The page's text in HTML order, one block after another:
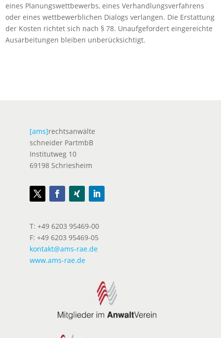
eines Planungswettbewerbs, eines Verhandlungsverfahrens
oder eines wettbewerblichen Dialogs verlangen. Die Erstattung
der Kosten richtet sich nach § 78. Unaufgefordert eingereichte
Ausarbeitungen bleiben unberücksichtigt.
[ams]rechtsanwälte
schneider PartmbB
Institutweg 10
69198 Schriesheim
T: +49 6203 95469-00
F: +49 6203 95469-05
kontakt@ams-rae.de
www.ams-rae.de